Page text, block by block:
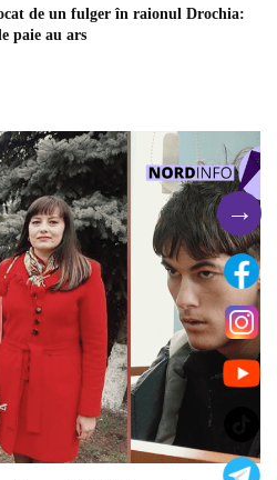
de un fulger în raionul Drochia:
paie au ars
→